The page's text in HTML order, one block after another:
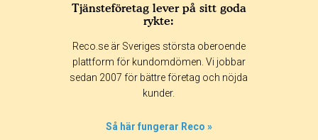
365 dagar 90 dagar
30 dagar
Tjänsteföretag lever på sitt goda
rykte:
Reco.se är Sveriges största oberoende
plattform för kundomdömen. Vi jobbar
sedan 2007 för bättre företag och nöjda
kunder.
Så här fungerar Reco »